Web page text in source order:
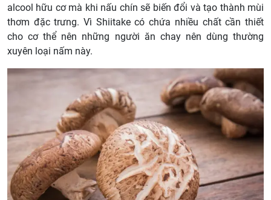
alcool hữu cơ mà khi nấu chín sẽ biến đổi và tạo thành mùi
thơm đặc trưng. Vì Shiitake có chứa nhiều chất cần thiết
cho cơ thể nên những người ăn chay nên dùng thường
xuyên loại nấm này.